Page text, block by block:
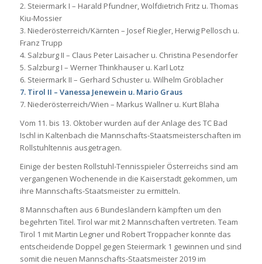
2. Steiermark I – Harald Pfundner, Wolfdietrich Fritz u. Thomas
Kiu-Mossier
3. Niederösterreich/Kärnten – Josef Riegler, Herwig Pellosch u.
Franz Trupp
4. Salzburg II – Claus Peter Laisacher u. Christina Pesendorfer
5. Salzburg I – Werner Thinkhauser u. Karl Lotz
6. Steiermark II – Gerhard Schuster u. Wilhelm Gröblacher
7. Tirol II – Vanessa Jenewein u. Mario Graus
7. Niederösterreich/Wien – Markus Wallner u. Kurt Blaha
Vom 11. bis 13. Oktober wurden auf der Anlage des TC Bad
Ischl in Kaltenbach die Mannschafts-Staatsmeisterschaften im
Rollstuhltennis ausgetragen.
Einige der besten Rollstuhl-Tennisspieler Österreichs sind am
vergangenen Wochenende in die Kaiserstadt gekommen, um
ihre Mannschafts-Staatsmeister zu ermitteln.
8 Mannschaften aus 6 Bundesländern kämpften um den
begehrten Titel. Tirol war mit 2 Mannschaften vertreten. Team
Tirol 1 mit Martin Legner und Robert Troppacher konnte das
entscheidende Doppel gegen Steiermark 1 gewinnen und sind
somit die neuen Mannschafts-Staatsmeister 2019 im